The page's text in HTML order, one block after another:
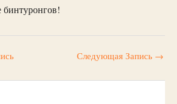
бинтуронгов!
Следующая Запись →